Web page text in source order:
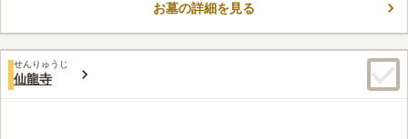
分に最も合った区画を選ぶことができます。近くには小石川植物
この霊園はまだ誰からも評価されていません。
お墓の詳細を見る
せんりゅうじ
仙龍寺